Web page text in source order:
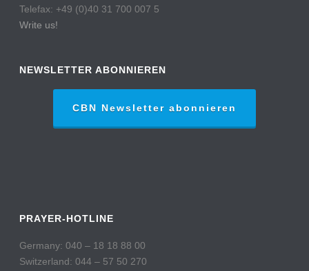
Telefax: +49 (0)40 31 700 007 5
Write us!
NEWSLETTER ABONNIEREN
CBN Newsletter abonnieren
PRAYER-HOTLINE
Germany: 040 – 18 18 88 00
Switzerland: 044 – 57 50 270